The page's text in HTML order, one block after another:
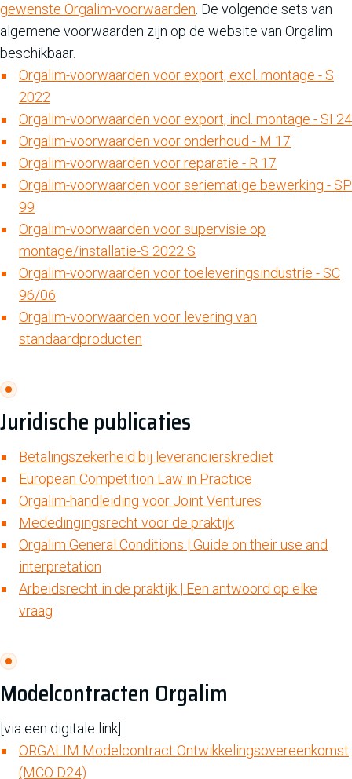
gewenste Orgalim-voorwaarden. De volgende sets van
algemene voorwaarden zijn op de website van Orgalim
beschikbaar.
Orgalim-voorwaarden voor export, excl. montage - S
2022
Orgalim-voorwaarden voor export, incl. montage - SI 24
Orgalim-voorwaarden voor onderhoud - M 17
Orgalim-voorwaarden voor reparatie - R 17
Orgalim-voorwaarden voor seriematige bewerking - SP
99
Orgalim-voorwaarden voor supervisie op
montage/installatie-S 2022 S
Orgalim-voorwaarden voor toeleveringsindustrie - SC
96/06
Orgalim-voorwaarden voor levering van
standaardproducten
Juridische publicaties
Betalingszekerheid bij leverancierskrediet
European Competition Law in Practice
Orgalim-handleiding voor Joint Ventures
Mededingingsrecht voor de praktijk
Orgalim General Conditions | Guide on their use and
interpretation
Arbeidsrecht in de praktijk | Een antwoord op elke
vraag
Modelcontracten Orgalim
[via een digitale link]
ORGALIM Modelcontract Ontwikkelingsovereenkomst
(MCO D24)